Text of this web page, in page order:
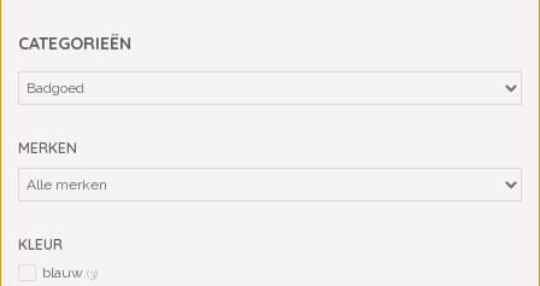
CATEGORIEËN
MERKEN
KLEUR
blauw (3)